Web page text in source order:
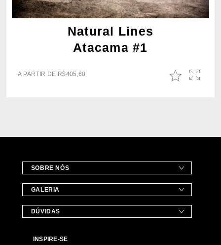
Natural Lines
Atacama #1
A PARTIR DE R$405,60
SOBRE NÓS
GALERIA
DÚVIDAS
INSPIRE-SE